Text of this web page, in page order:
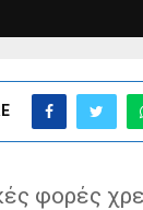
φορές